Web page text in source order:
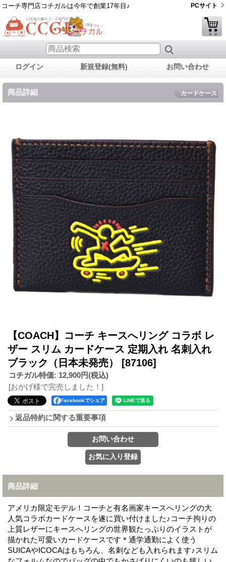
コーチ専門店コチガルは今年で創業17年目♪ PCサイト
ログイン 新規登録(無料) お問い合わせ
商品詳細 カードケース
【COACH】コーチ キースへリング コラボ レ
ザー スリム カードケース 定期入れ 名刺入れ
ブラック（日本未発売） [87106]
コチガル特価: 12,900円(税込)
[おかげ様で完売しました！]
Facebookでシェア
返品特約に関する重要事項
商品詳細
アメリカ限定モデル！コーチと有名画家キースへリングの大
人気コラボカードケースを遂に買い付けました♪コーチ拘りの
上質レザーにキースへリングの世界観たっぷりのイラストが
描かれた可愛いカードケースです＊通学通勤によく使う
SUICAやICOCAはもちろん、名刺なども入れられます♪スリム